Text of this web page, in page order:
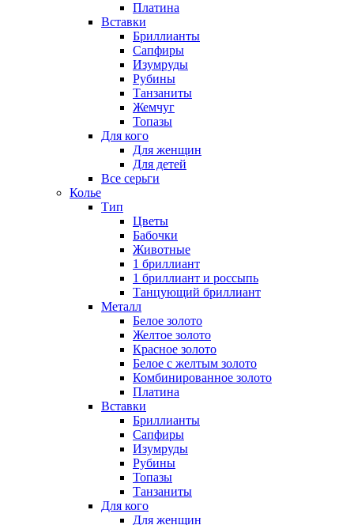
Платина
Вставки
Бриллианты
Сапфиры
Изумруды
Рубины
Танзаниты
Жемчуг
Топазы
Для кого
Для женщин
Для детей
Все серьги
Колье
Тип
Цветы
Бабочки
Животные
1 бриллиант
1 бриллиант и россыпь
Танцующий бриллиант
Металл
Белое золото
Желтое золото
Красное золото
Белое с желтым золото
Комбинированное золото
Платина
Вставки
Бриллианты
Сапфиры
Изумруды
Рубины
Топазы
Танзаниты
Для кого
Для женщин